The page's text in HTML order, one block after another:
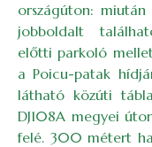
országúton:
jobboldalt
előtti parkoló
a Poicu-patak
látható közúti
DJ108A megyei
felé. 300 métert